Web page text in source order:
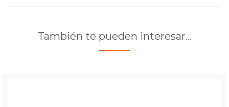
También te pueden interesar…